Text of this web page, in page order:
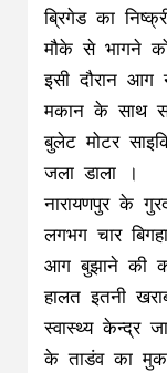
ब्रिगेड का
मौके से भागने
इसी दौरान आग
मकान के साथ
बुलेट मोटर
जला डाला ।
नारायणपुर के
लगभग चार
आग बुझाने की
हालत इतनी
स्वास्थ्य केन्द्र
के ताडंव का